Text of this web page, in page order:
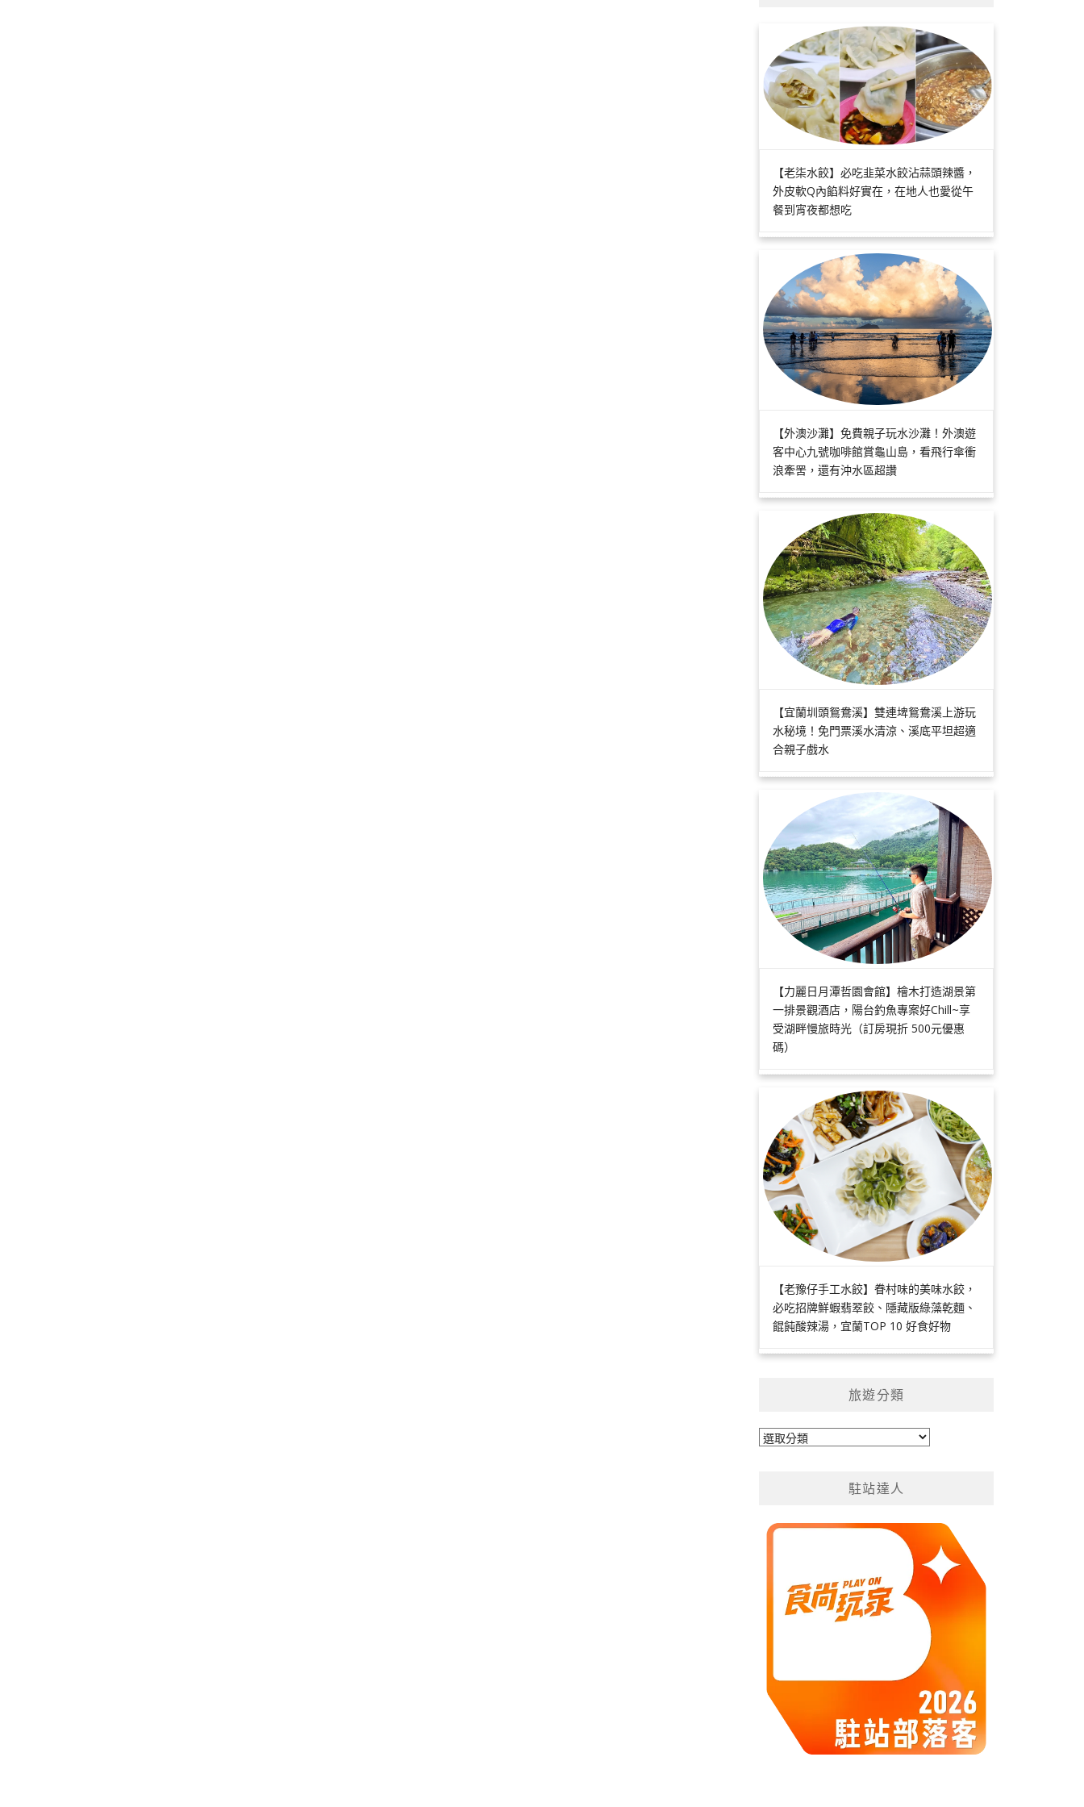
【老柒水餃】必吃韭菜水餃沾蒜頭辣醬，
外皮軟Q內餡料好實在，在地人也愛從午
餐到宵夜都想吃
【外澳沙灘】免費親子玩水沙灘！外澳遊
客中心九號咖啡館賞龜山島，看飛行傘衝
浪牽罟，還有沖水區超讚
【宜蘭圳頭鴛鴦溪】雙連埤鴛鴦溪上游玩
水秘境！免門票溪水清涼、溪底平坦超適
合親子戲水
【力麗日月潭哲園會館】檜木打造湖景第
一排景觀酒店，陽台釣魚專案好Chill~享
受湖畔慢旅時光（訂房現折 500元優惠
碼）
【老豫仔手工水餃】眷村味的美味水餃，
必吃招牌鮮蝦翡翠餃、隱藏版綠藻乾麵、
餛飩酸辣湯，宜蘭TOP 10 好食好物
旅遊分類
旅
駐站達人